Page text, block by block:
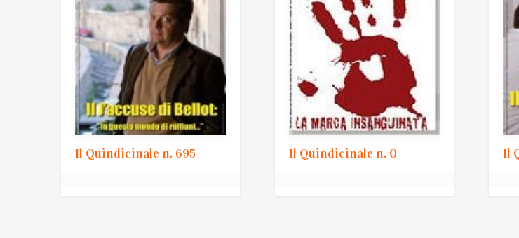
Il Quindicinale n. 695 Il Quindicinale n. 0 Il